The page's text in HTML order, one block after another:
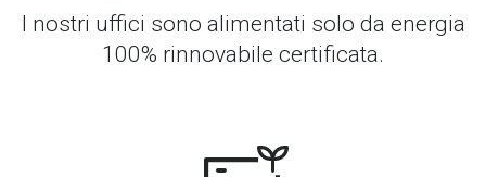
I nostri uffici sono alimentati solo da energia
100% rinnovabile certificata.